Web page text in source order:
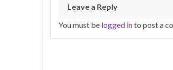
Leave a Reply
You must be logged into post a